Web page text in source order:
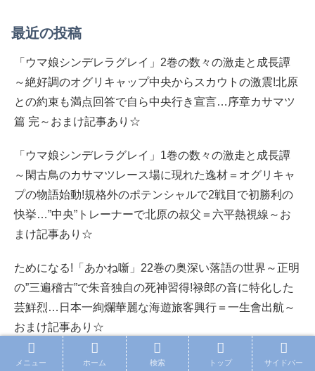
最近の投稿
「ウマ娘シンデレラグレイ」2巻の数々の激走と成長譚
～絶好調のオグリキャップ中央からスカウトの激震!北原
との約束も満点回答で自ら中央行き宣言…序章カサマツ
篇 完～おまけ記事あり☆
「ウマ娘シンデレラグレイ」1巻の数々の激走と成長譚
～閑古鳥のカサマツレース場に現れた逸材＝オグリキャ
プの物語始動!規格外のポテンシャルで2戦目で初勝利の
快挙…”中央”トレーナーで北原の叔父＝六平熱視線～お
まけ記事あり☆
ためになる!「あかね噺」22巻の奥深い落語の世界～正明
の”三遍稽古”で朱音独自の死神習得!禄郎の音に特化した
芸鮮烈…日本一絢爛華麗な海遊旅客興行＝一生會出航～
おまけ記事あり☆
「ちびまる子ちゃん」18巻のまる子とさくら家のハート
メニュー ホーム 検索 トップ サイドバー